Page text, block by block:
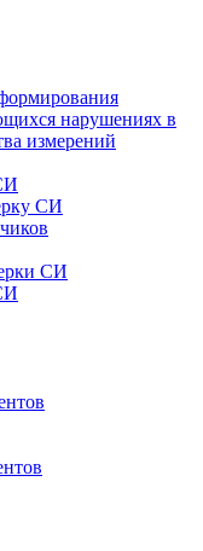
нарушениях в
измерений
СИ
СИ